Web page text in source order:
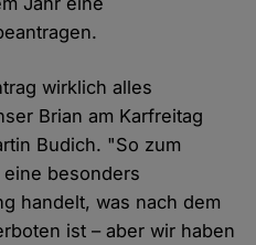
wirklich alles
Brian am Karfreitag
Budich. "So zum
besonders
handelt, was nach dem
ist – aber wir haben